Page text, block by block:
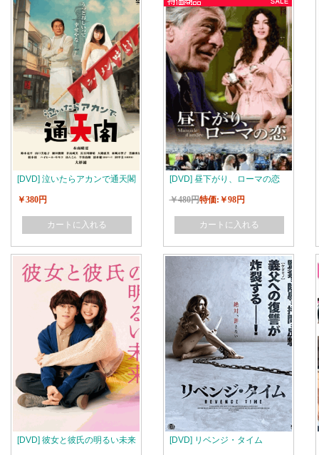
[DVD] 泣いたらアカンで通天閣
￥380円
カートに入れる
[DVD] 昼下がり、ローマの恋
￥480円特価:￥98円
カートに入れる
[DVD] 彼女と彼氏の明るい未来 [DVD] リベンジ・タイム